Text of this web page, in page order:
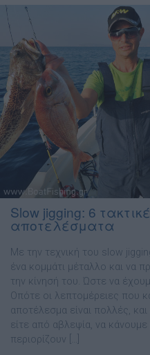
Slow jigging: 6
αποτελέσματα
Με την τεχνική του slow
ένα κοµµάτι µέταλλο και να
την κίνησή του. Ώστε να
Οπότε οι λεπτοµέρειες που
αποτέλεσµα είναι πολλές,
είτε από αβλεψία, να
περιορίζουν […]